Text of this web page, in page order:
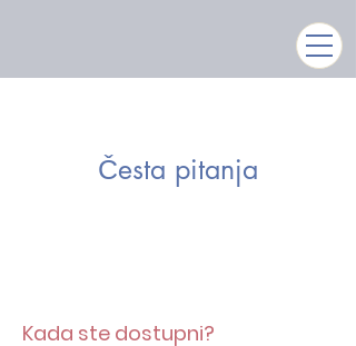
Česta pitanja
Kada ste dostupni?